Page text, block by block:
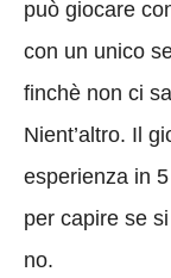
può giocare
con un unico
finchè non ci
Nient’altro. Il
esperienza in
per capire se
no.